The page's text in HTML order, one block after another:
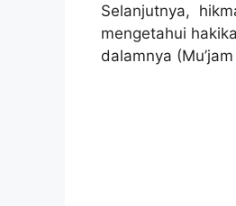
Selanjutnya,
mengetahui
dalamnya